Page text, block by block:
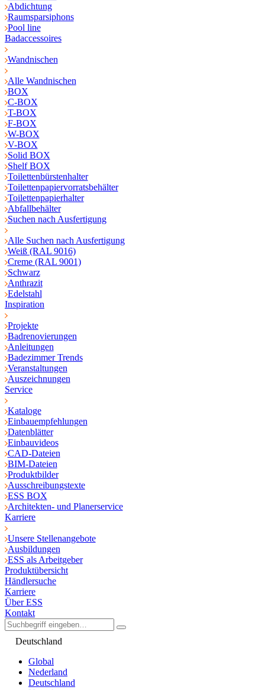
Abdichtung
Raumsparsiphons
Pool line
Badaccessoires
Wandnischen
Alle Wandnischen
BOX
C-BOX
T-BOX
F-BOX
W-BOX
V-BOX
Solid BOX
Shelf BOX
Toilettenbürstenhalter
Toilettenpapiervorratsbehälter
Toilettenpapierhalter
Abfallbehälter
Suchen nach Ausfertigung
Alle Suchen nach Ausfertigung
Weiß (RAL 9016)
Creme (RAL 9001)
Schwarz
Anthrazit
Edelstahl
Inspiration
Projekte
Badrenovierungen
Anleitungen
Badezimmer Trends
Veranstaltungen
Auszeichnungen
Service
Kataloge
Einbauempfehlungen
Datenblätter
Einbauvideos
CAD-Dateien
BIM-Dateien
Produktbilder
Ausschreibungstexte
ESS BOX
Architekten- und Planerservice
Karriere
Unsere Stellenangebote
Ausbildungen
ESS als Arbeitgeber
Produktübersicht
Händlersuche
Karriere
Über ESS
Kontakt
Deutschland
Global
Nederland
Deutschland